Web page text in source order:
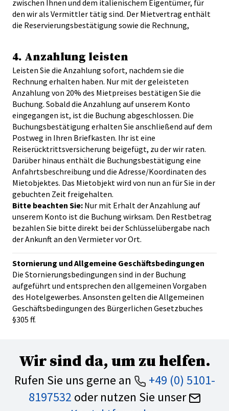
zwischen Ihnen und dem italienischem Eigentümer, für
den wir als Vermittler tätig sind. Der Mietvertrag enthält
die Reservierungsbestätigung sowie die Rechnung,
4. Anzahlung leisten
Leisten Sie die Anzahlung sofort, nachdem sie die
Rechnung erhalten haben. Nur mit der geleisteten
Anzahlung von 20% des Mietpreises bestätigen Sie die
Buchung. Sobald die Anzahlung auf unserem Konto
eingegangen ist, ist die Buchung abgeschlossen. Die
Buchungsbestätigung erhalten Sie anschließend auf dem
Postweg in Ihren Briefkasten. Ihr ist eine
Reiserücktrittsversicherung beigefügt, zu der wir raten.
Darüber hinaus enthält die Buchungsbestätigung eine
Anfahrtsbeschreibung und die Adresse/Koordinaten des
Mietobjektes. Das Mietobjekt wird von nun an für Sie in der
gebuchten Zeit freigehalten.
Bitte beachten Sie: Nur mit Erhalt der Anzahlung auf
unserem Konto ist die Buchung wirksam. Den Restbetrag
bezahlen Sie bitte direkt bei der Schlüsselübergabe nach
der Ankunft an den Vermieter vor Ort.
Stornierung und Allgemeine Geschäftsbedingungen
Die Stornierungsbedingungen sind in der Buchung
aufgeführt und entsprechen den allgemeinen Vorgaben
des Hotelgewerbes. Ansonsten gelten die Allgemeinen
Geschäftsbedingungen des Bürgerlichen Gesetzbuches
§305 ff.
Wir sind da, um zu helfen.
Rufen Sie uns gerne an
+49 (0) 5101-
8197532 oder nutzen Sie unser